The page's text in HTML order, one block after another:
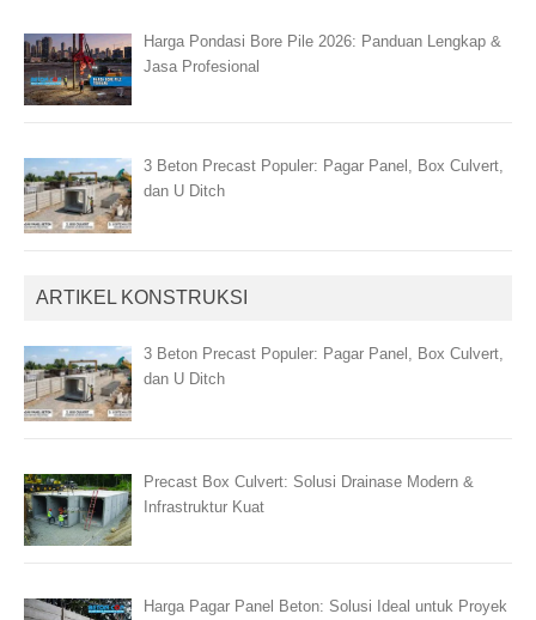
Harga Pondasi Bore Pile 2026: Panduan Lengkap &
Jasa Profesional
3 Beton Precast Populer: Pagar Panel, Box Culvert,
dan U Ditch
ARTIKEL KONSTRUKSI
3 Beton Precast Populer: Pagar Panel, Box Culvert,
dan U Ditch
Precast Box Culvert: Solusi Drainase Modern &
Infrastruktur Kuat
Harga Pagar Panel Beton: Solusi Ideal untuk Proyek